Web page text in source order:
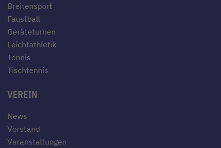
Breitensport
Faustball
Geräteturnen
Leichtathletik
Tennis
Tischtennis
VEREIN
News
Vorstand
Veranstaltungen